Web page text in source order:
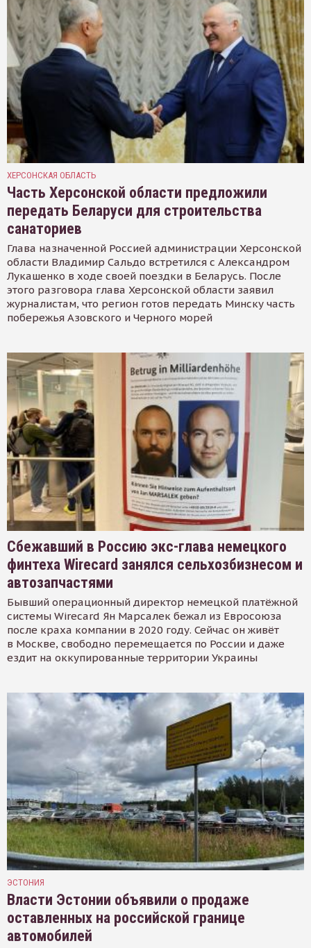
ХЕРСОНСКАЯ ОБЛАСТЬ
Часть Херсонской области предложили
передать Беларуси для строительства
санаториев
Глава назначенной Россией администрации Херсонской
области Владимир Сальдо встретился с Александром
Лукашенко в ходе своей поездки в Беларусь. После
этого разговора глава Херсонской области заявил
журналистам, что регион готов передать Минску часть
побережья Азовского и Черного морей
Сбежавший в Россию экс-глава немецкого
финтеха Wirecard занялся сельхозбизнесом и
автозапчастями
Бывший операционный директор немецкой платёжной
системы Wirecard Ян Марсалек бежал из Евросоюза
после краха компании в 2020 году. Сейчас он живёт
в Москве, свободно перемещается по России и даже
ездит на оккупированные территории Украины
ЭСТОНИЯ
Власти Эстонии объявили о продаже
оставленных на российской границе
автомобилей